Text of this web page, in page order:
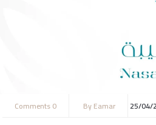
25/04/
ByEamar
0 Comments